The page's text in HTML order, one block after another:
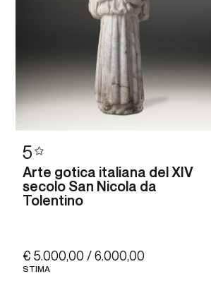
5
Arte gotica italiana del XIV
secolo San Nicola da
Tolentino
€ 5.000,00 / 6.000,00
STIMA